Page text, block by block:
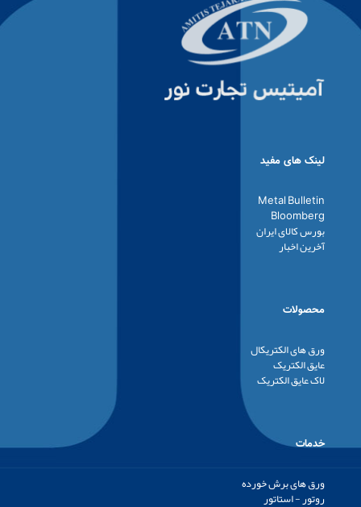
لینک های مفید
Metal Bulletin
Bloomberg
بورس کالای ایران
آخرین اخبار
محصولات
ورق های الکتریکال
عایق الکتریک
لاک عایق الکتریک
خدمات
ورق های برش خورده
روتور - استاتور